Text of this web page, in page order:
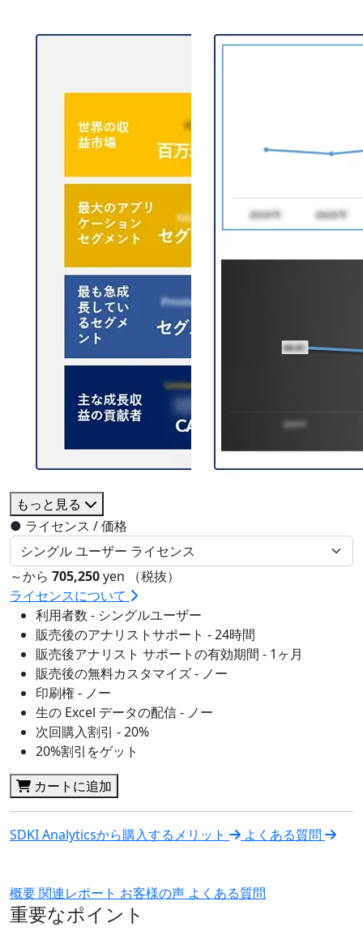
もっと見る
● ライセンス / 価格
～から 705,250yen （税抜）
ライセンスについて
利用者数 - シングルユーザー
販売後のアナリストサポート - 24時間
販売後アナリスト サポートの有効期間 - 1ヶ月
販売後の無料カスタマイズ - ノー
印刷権 - ノー
生の Excel データの配信 - ノー
次回購入割引 - 20%
20%割引をゲット
カートに追加
SDKI Analyticsから購入するメリット よくある質問
概要関連レポート お客様の声 よくある質問
重要なポイント